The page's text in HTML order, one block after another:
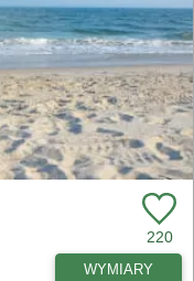
220
WYMIARY